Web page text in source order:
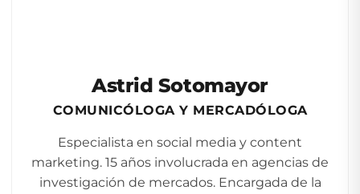
Astrid Sotomayor
COMUNICÓLOGA Y MERCADÓLOGA
Especialista en social media y content
marketing. 15 años involucrada en agencias de
investigación de mercados. Encargada de la